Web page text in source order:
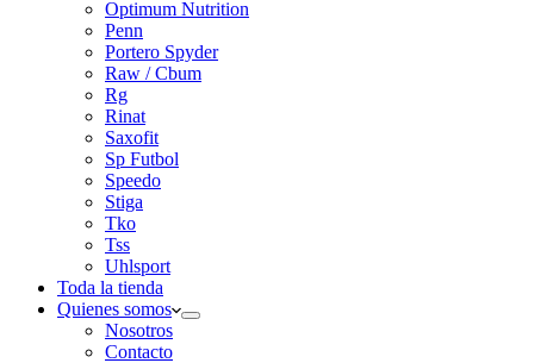
Optimum Nutrition
Penn
Portero Spyder
Raw / Cbum
Rg
Rinat
Saxofit
Sp Futbol
Speedo
Stiga
Tko
Tss
Uhlsport
Toda la tienda
Quienes somos
Nosotros
Contacto